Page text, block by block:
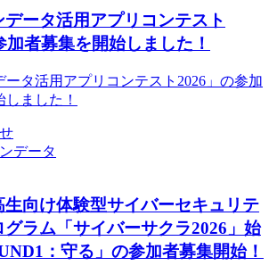
データ活用アプリコンテスト
加者募集を開始しました！
ータ活用アプリコンテスト2026」の参加
ました！
データ
生向け体験型サイバーセキュリテ
グラム「サイバーサクラ2026」始
：守る」の参加者募集開始！